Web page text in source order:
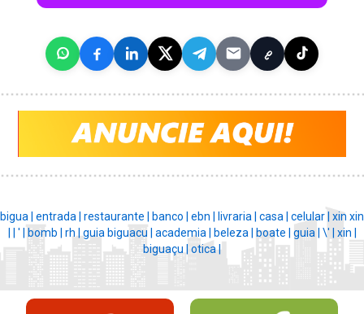
bigua | entrada | restaurante | banco | ebn | livraria | casa | celular | xin xin
| | ' | bomb | rh | guia biguacu | academia | beleza | boate | guia | \' | xin |
biguaçu | otica |